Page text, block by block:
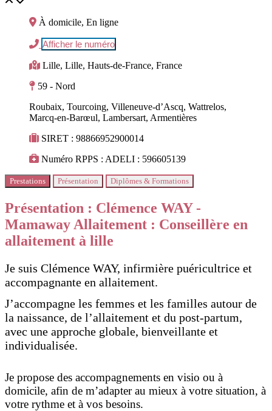
À domicile, En ligne
Afficher le numéro
Lille, Lille, Hauts-de-France, France
59 - Nord
Roubaix, Tourcoing, Villeneuve‑d’Ascq, Wattrelos,
Marcq‑en‑Barœul, Lambersart, Armentières
SIRET : 98866952900014
Numéro RPPS : ADELI : 596605139
Prestations Présentation Diplômes & Formations
Présentation : Clémence WAY -
Mamaway Allaitement : Conseillère en
allaitement à lille
Je suis Clémence WAY, infirmière puéricultrice et
accompagnante en allaitement.
J’accompagne les femmes et les familles autour de
la naissance, de l’allaitement et du post-partum,
avec une approche globale, bienveillante et
individualisée.
Je propose des accompagnements en visio ou à
domicile, afin de m’adapter au mieux à votre situation, à
votre rythme et à vos besoins.